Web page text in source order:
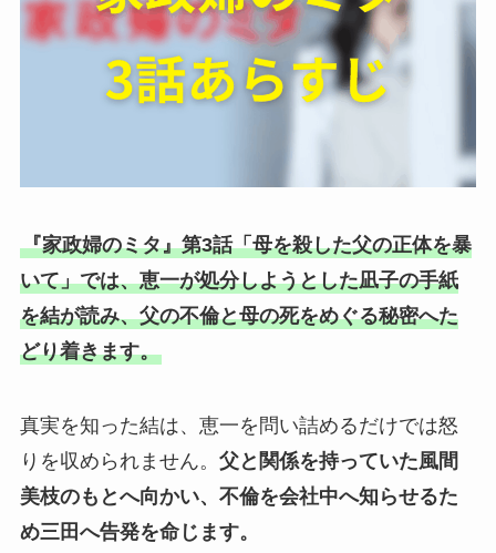
『家政婦のミタ』第3話「母を殺した父の正体を暴
いて」では、恵一が処分しようとした凪子の手紙
を結が読み、父の不倫と母の死をめぐる秘密へた
どり着きます。
真実を知った結は、恵一を問い詰めるだけでは怒
りを収められません。 父と関係を持っていた風間
美枝のもとへ向かい、不倫を会社中へ知らせるた
め三田へ告発を命じます。